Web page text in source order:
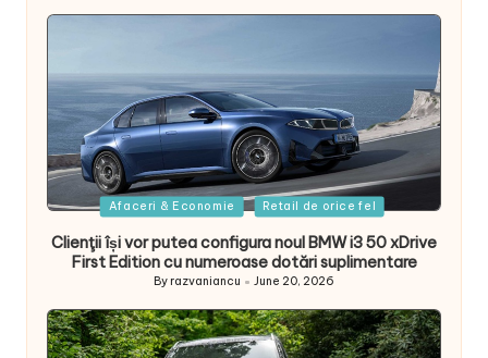
Posted
Afaceri & Economie Retail de orice fel
Clienţii își vor putea configura noul BMW i3 50 xDrive
First Edition cu numeroase dotări suplimentare
Posted
By razvaniancu June 20, 2026